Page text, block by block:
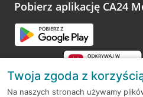
opinie.
Pobierz aplikację CA24
Twoja zgoda z
Na naszych stronach używamy